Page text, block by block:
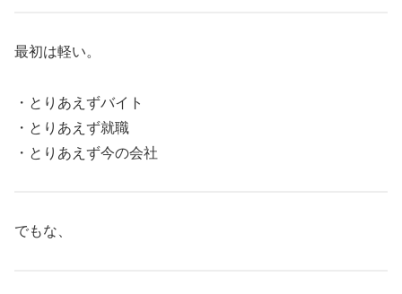
最初は軽い。
・とりあえずバイト
・とりあえず就職
・とりあえず今の会社
でもな、